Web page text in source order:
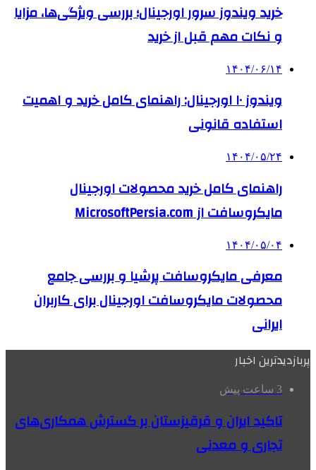
خرید ویندوز سرور اورجینال؛ بررسی ویژگی‌ها، مزایا
و نکات مهم قبل از خرید
۱۴۰۴/۰۶/۱۴
ویندوز ۱۰ اورجینال: راهنمای کامل خرید و اهمیت
استفاده قانونی
۱۴۰۴/۰۵/۲۴
راهنمای کامل خرید محصولات اورجینال
مایکروسافت از MicrosoftPersia.com
۱۴۰۴/۰۵/۰۴
معرفی مایکروسافت پرشیا و بررسی جامع
محصولات مایکروسافت اورجینال برای کاربران
ایرانی
پربازدیدترین اخبار
3 ساعت پیش
تاکید ایران و قرقیزستان بر گسترش همکاری‌های
تجاری و معدنی